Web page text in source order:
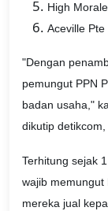
High
Aceville
"Dengan
pemungut PPN
badan usaha,"
dikutip
Terhitung sejak
wajib memungut
mereka jual